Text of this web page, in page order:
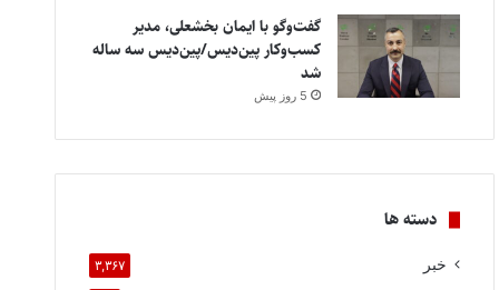
گفت‌وگو با ایمان بخشعلی، مدیر
کسب‌وکار پین‌دیس/پین‌دیس سه ساله
شد
5 روز پیش
دسته ها
خبر ۳,۳۶۷